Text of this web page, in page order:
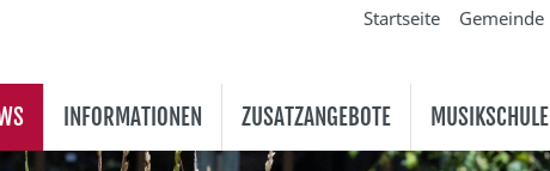
Startseite Gemeinde
INFORMATIONEN ZUSATZANGEBOTE MUSIKSCHULE